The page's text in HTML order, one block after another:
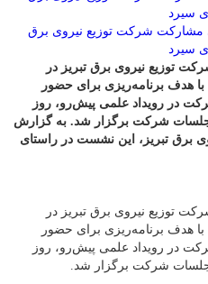
توزیع نیروی برق تبریز در
هدف برنامه‌ریزی برای حضور
در رویداد علمی پیش‌رو، روز
۱۴۰۵ در سالن جلسات شرکت برگزار شد. به گزارش
برق تبریز، این نشست در راستای
توزیع نیروی برق تبریز در
هدف برنامه‌ریزی برای حضور
در رویداد علمی پیش‌رو، روز